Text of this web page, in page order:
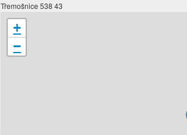
Třemošnice 538 43
+
−